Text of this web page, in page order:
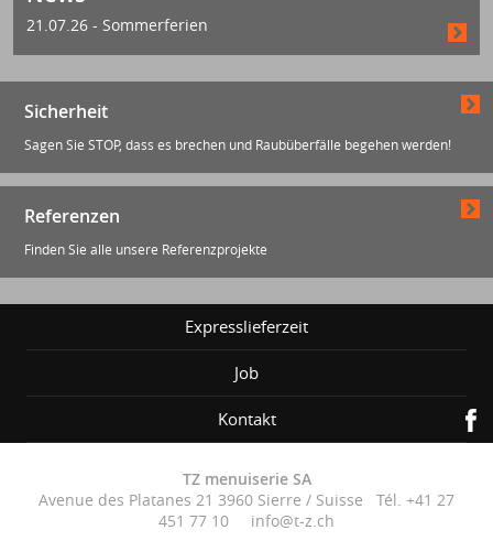
21.07.26 - Sommerferien
Sicherheit
Sagen Sie STOP, dass es brechen und Raubüberfälle begehen werden!
Referenzen
Finden Sie alle unsere Referenzprojekte
Expresslieferzeit
Job
Kontakt
TZ menuiserie SA
Avenue des Platanes 21 3960 Sierre / Suisse Tél. +41 27
451 77 10 info@t-z.ch